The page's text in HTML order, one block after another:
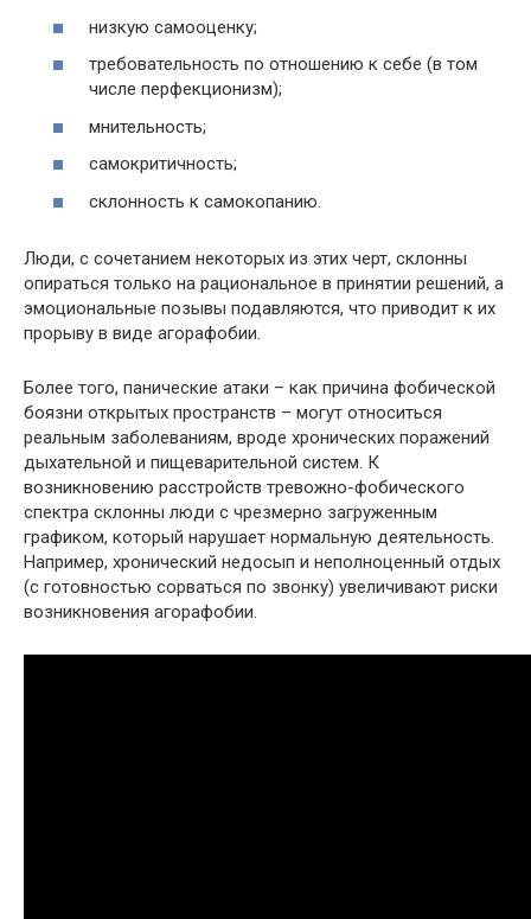
низкую самооценку;
требовательность по отношению к себе (в том
числе перфекционизм);
мнительность;
самокритичность;
склонность к самокопанию.
Люди, с сочетанием некоторых из этих черт, склонны
опираться только на рациональное в принятии решений, а
эмоциональные позывы подавляются, что приводит к их
прорыву в виде агорафобии.
Более того, панические атаки – как причина фобической
боязни открытых пространств – могут относиться
реальным заболеваниям, вроде хронических поражений
дыхательной и пищеварительной систем. К
возникновению расстройств тревожно-фобического
спектра склонны люди с чрезмерно загруженным
графиком, который нарушает нормальную деятельность.
Например, хронический недосып и неполноценный отдых
(с готовностью сорваться по звонку) увеличивают риски
возникновения агорафобии.